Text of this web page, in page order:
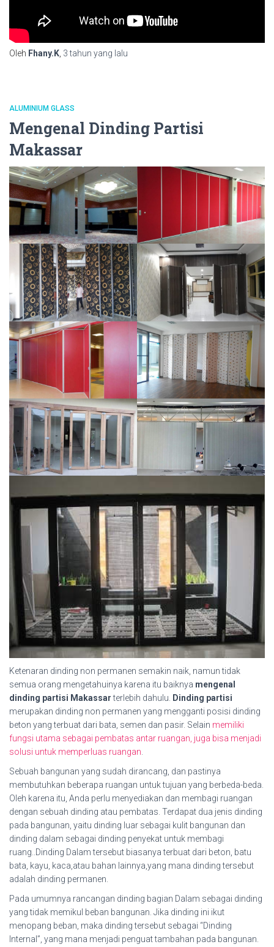
Oleh Fhany.K, 3 tahun yang lalu
ALUMINIUM GLASS
Mengenal Dinding Partisi
Makassar
Ketenaran dinding non permanen semakin naik, namun tidak
semua orang mengetahuinya karena itu baiknya mengenal
dinding partisi Makassarterlebih dahulu.
Dinding partisi
merupakan dinding non permanen yang mengganti posisi dinding
beton yang terbuat dari bata, semen dan pasir. Selain memiliki
fungsi utama sebagai pembatas antar ruangan, juga bisa menjadi
solusi untuk memperluas ruangan
Sebuah bangunan yang sudah dirancang, dan pastinya
membutuhkan beberapa ruangan untuk tujuan yang berbeda-beda.
Oleh karena itu, Anda perlu menyediakan dan membagi ruangan
dengan sebuah dinding atau pembatas. Terdapat dua jenis dinding
pada bangunan, yaitu dinding luar sebagai kulit bangunan dan
dinding dalam sebagai dinding penyekat untuk membagi
ruang..Dinding Dalam tersebut biasanya terbuat dari beton, batu
bata, kayu, kaca,atau bahan lainnya,yang mana dinding tersebut
adalah dinding permanen.
Pada umumnya rancangan dinding bagian Dalam sebagai dinding
yang tidak memikul beban bangunan. Jika dinding ini ikut
menopang beban, maka dinding tersebut sebagai “Dinding
Internal”, yang mana menjadi penguat tambahan pada bangunan.